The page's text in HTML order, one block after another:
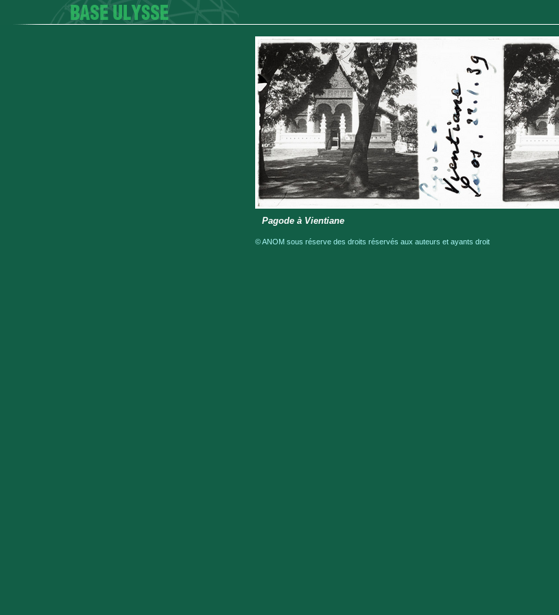
Pagode à Vientiane
© ANOM sous réserve des droits réservés aux auteurs et ayants droit